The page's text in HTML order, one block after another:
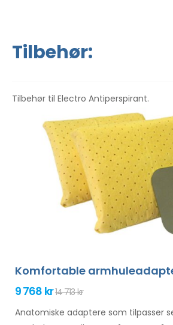
Tilbehør:
Tilbehør til Electro Antiperspirant.
Komfortable
9 768 kr14 713 kr
Anatomiske adaptere som tilpasser